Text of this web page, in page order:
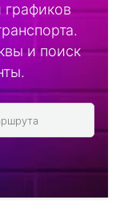
графиков
и поиск